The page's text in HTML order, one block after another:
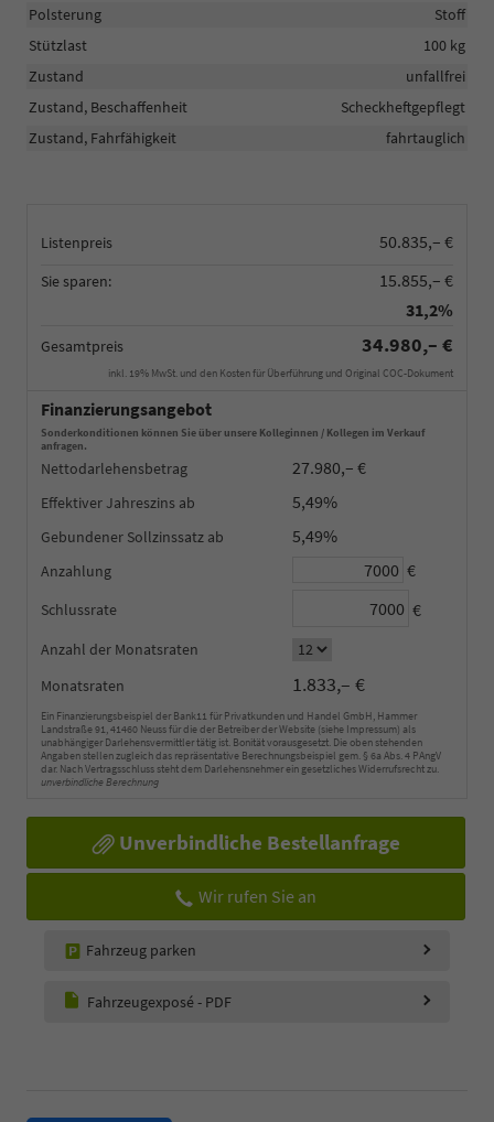
Listenpreis 50.835,– €
Sie sparen:
15.855,– €
31,2%
Gesamtpreis 34.980,– €
inkl. 19% MwSt. und den Kosten für Überführung und Original COC-Dokument
Finanzierungsangebot
Sonderkonditionen können Sie über unsere Kolleginnen / Kollegen im Verkauf
anfragen.
Nettodarlehensbetrag 27.980,– €
Effektiver Jahreszins 5,49%
Gebundener Sollzinssatz 5,49%
Anzahlung €
Schlussrate €
Anzahl der Monatsraten
Monatsraten
1.833,– €
Ein Finanzierungsbeispiel der Bank11 für Privatkunden und Handel GmbH, Hammer
Landstraße 91, 41460 Neuss für die der Betreiber der Website (siehe Impressum) als
unabhängiger Darlehensvermittler tätig ist. Bonität vorausgesetzt. Die oben stehenden
Angaben stellen zugleich das repräsentative Berechnungsbeispiel gem. § 6a Abs. 4 PAngV
dar. Nach Vertragsschluss steht dem Darlehensnehmer ein gesetzliches Widerrufsrecht zu.
unverbindliche Berechnung
Unverbindliche Bestellanfrage
Wir rufen Sie an
Fahrzeug parken
Fahrzeugexposé - PDF
Polsterung
Stoff
Stützlast
100 kg
Zustand
unfallfrei
Zustand, Beschaffenheit
Scheckheftgepflegt
Zustand, Fahrfähigkeit
fahrtauglich